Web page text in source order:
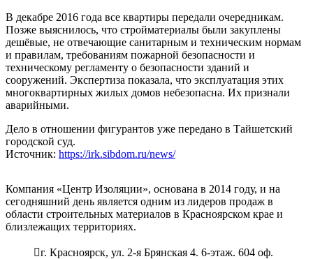
В декабре 2016 года все квартиры передали очередникам.
Позже выяснилось, что стройматериалы были закуплены
дешёвые, не отвечающие санитарным и техническим нормам
и правилам, требованиям пожарной безопасности и
техническому регламенту о безопасности зданий и
сооружений. Экспертиза показала, что эксплуатация этих
многоквартирных жилых домов небезопасна. Их признали
аварийными.
Дело в отношении фигурантов уже передано в Тайшетский
городской суд.
Источник: https://irk.sibdom.ru/news/
Компания «Центр Изоляции», основана в 2014 году, и на
сегодняшний день является одним из лидеров продаж в
области строительных материалов в Красноярском крае и
близлежащих территориях.
г. Красноярск, ул. 2-я Брянская 4. 6-этаж. 604 оф.